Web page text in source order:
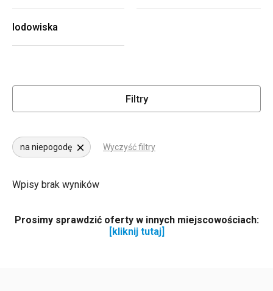
lodowiska
Filtry
na niepogodę Wyczyść filtry
Wpisy brak wyników
Prosimy sprawdzić oferty w innych miejscowościach:
[kliknij tutaj]